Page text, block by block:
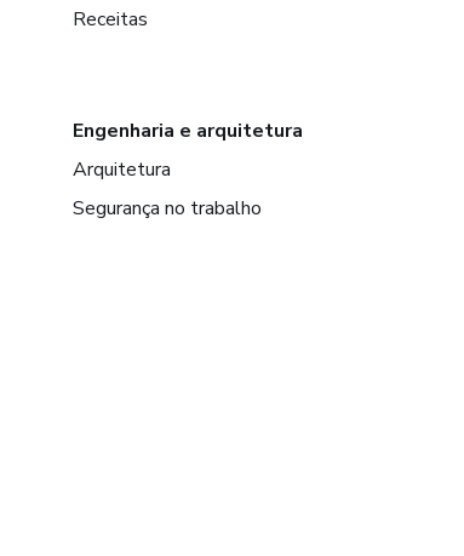
Receitas
Engenharia e arquitetura
Arquitetura
Segurança no trabalho